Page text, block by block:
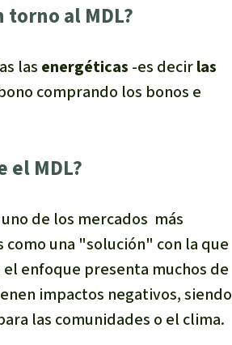
torno al MDL?
las energéticas -es decirlas
comprando los bonos e
el MDL?
de los mercados más
una "solución" con la que
enfoque presenta muchos de
impactos negativos, siendo
las comunidades o el clima.